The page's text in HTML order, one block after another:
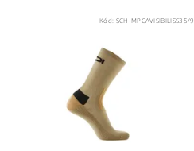
Kód: SCH-MPCAVISIBILISS35/9